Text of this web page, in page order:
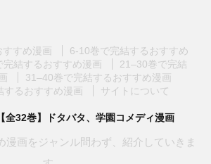
すめ漫画
6-10巻で完結するおすすめ
完結するおすすめ漫画
21–30巻で完結
31–40巻で完結するおすすめ漫画
するおすすめ漫画
サイトについて
全32巻】ドタバタ、学園コメディ漫画
漫画をジャンル問わず、紹介していきま